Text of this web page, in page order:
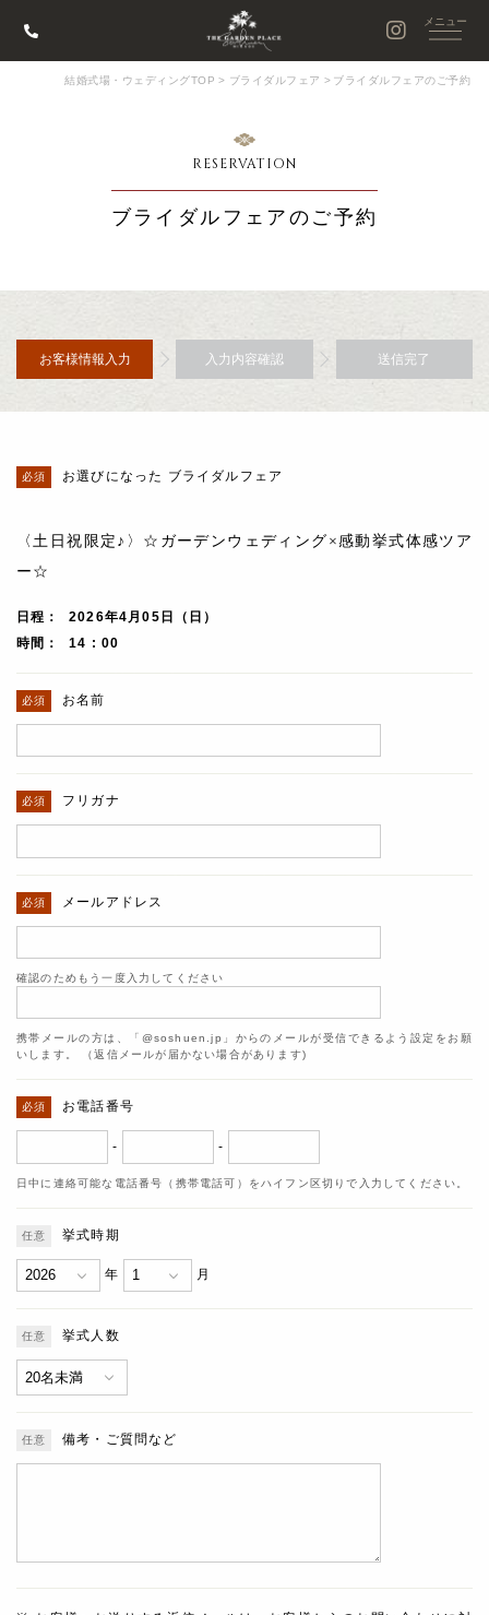
結婚式場・ウェディングTOP > ブライダルフェア > ブライダルフェアのご予約
RESERVATION
ブライダルフェアのご予約
お客様情報入力 入力内容確認 送信完了
お選びになった ブライダルフェア
〈土日祝限定♪〉☆ガーデンウェディング×感動挙式体感ツア
ー☆
日程
2026年4月05日（日）
時間
14 : 00
お名前
フリガナ
メールアドレス
確認のためもう一度入力してください
携帯メールの方は、「@soshuen.jp」からのメールが受信できるよう設定をお願
いします。 （返信メールが届かない場合があります)
お電話番号
- -
日中に連絡可能な電話番号（携帯電話可）をハイフン区切りで入力してください。
挙式時期
年 月
挙式人数
備考・ご質問など